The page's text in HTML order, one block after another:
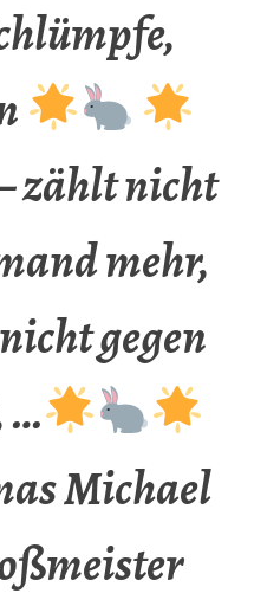
zählt nicht
mehr,
gegen
…
Michael